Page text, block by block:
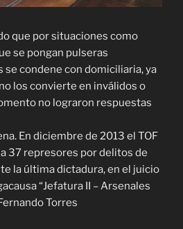
que por situaciones como
se pongan pulseras
se condene con domiciliaria, ya
los convierte en inválidos o
no lograron respuestas
En diciembre de 2013 el TOF
37 represores por delitos de
la última dictadura, en el juicio
“Jefatura II – Arsenales
Torres